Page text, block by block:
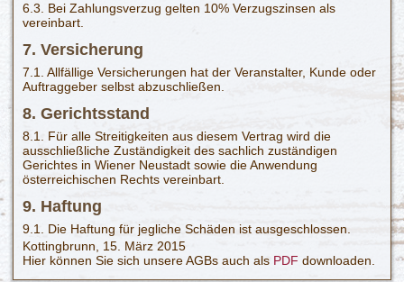
6.3. Bei Zahlungsverzug gelten 10% Verzugszinsen als
vereinbart.
7. Versicherung
7.1. Allfällige Versicherungen hat der Veranstalter, Kunde oder
Auftraggeber selbst abzuschließen.
8. Gerichtsstand
8.1. Für alle Streitigkeiten aus diesem Vertrag wird die
ausschließliche Zuständigkeit des sachlich zuständigen
Gerichtes in Wiener Neustadt sowie die Anwendung
österreichischen Rechts vereinbart.
9. Haftung
9.1. Die Haftung für jegliche Schäden ist ausgeschlossen.
Kottingbrunn, 15. März 2015
Hier können Sie sich unsere AGBs auch als PDF downloaden.